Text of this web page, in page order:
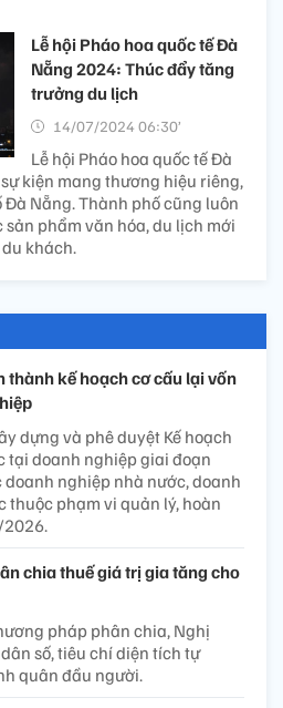
Lễ hội Pháo hoa quốc tế Đà
Nẵng 2024: Thúc đẩy tăng
trưởng du lịch
14/07/2024 06:30’
Lễ hội Pháo hoa quốc tế Đà
kiện mang thương hiệu riêng,
Nẵng. Thành phố cũng luôn
phẩm văn hóa, du lịch mới
khách.
kế hoạch cơ cấu lại vốn
dựng và phê duyệt Kế hoạch
tại doanh nghiệp giai đoạn
nghiệp nhà nước, doanh
thuộc phạm vi quản lý, hoàn
chia thuế giá trị gia tăng cho
pháp phân chia, Nghị
số, tiêu chí diện tích tự
quân đầu người.